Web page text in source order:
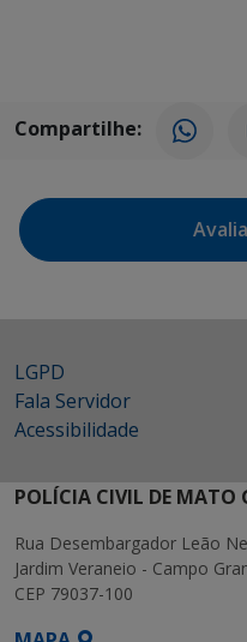
Compartilhe:
LGPD
Fala Servidor
Acessibilidade
POLÍCIA CIVIL DE MATO
Rua Desembargador Leão
Jardim Veraneio - Campo
CEP 79037-100